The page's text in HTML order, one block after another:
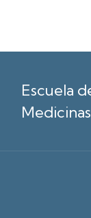
Escuela